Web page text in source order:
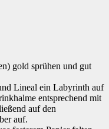
gold sprühen und gut
Lineal ein Labyrinth auf
entsprechend mit
auf den
auf.